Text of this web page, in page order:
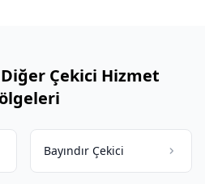
Çekici Hizmet
Bayındır Çekici